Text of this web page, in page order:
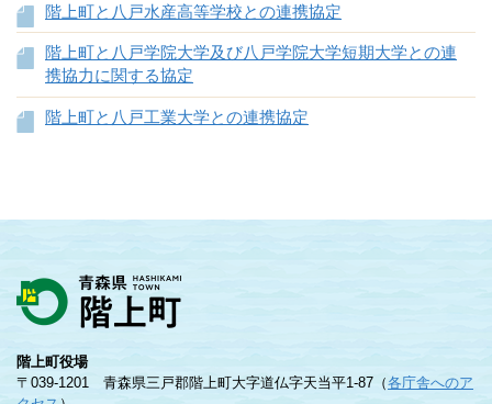
階上町と八戸水産高等学校との連携協定
階上町と八戸学院大学及び八戸学院大学短期大学との連
携協力に関する協定
階上町と八戸工業大学との連携協定
階上町役場
〒039-1201 青森県三戸郡階上町大字道仏字天当平1-87（各庁舎へのア